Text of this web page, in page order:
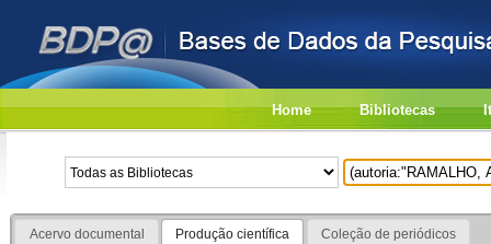
Home Bibliotecas
Acervo documental Produção científica Coleção de periódicos